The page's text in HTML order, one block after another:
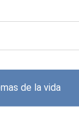
de la vida